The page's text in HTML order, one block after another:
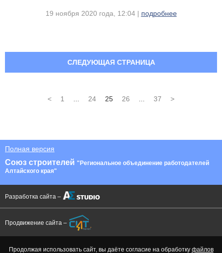
19 ноября 2020 года, 12:04 | подробнее
СЛЕДУЮЩАЯ СТРАНИЦА
< 1 24 25 26 37 >
Полная версия
Союз строителей "Региональное объединение работодателей
Алтайского края"
Разработка сайта –
Продвижение сайта –
Продолжая использовать сайт, вы даёте согласие на обработку файлов